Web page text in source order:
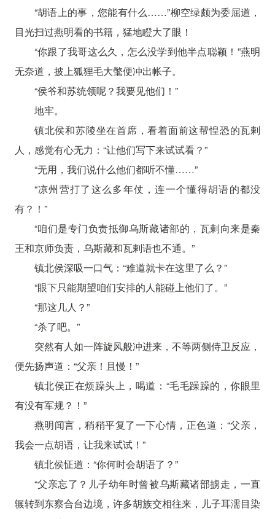
“胡语上的事，您能有什么……”柳空绿颇为委屈道，
目光扫过燕明看的书籍，猛地瞪大了眼！
“你跟了我哥这么久，怎么没学到他半点聪颖！”燕明
无奈道，披上狐狸毛大氅便冲出帐子。
“侯爷和苏统领呢？我要见他们！”
地牢。
镇北侯和苏陵坐在首席，看着面前这帮惶恐的瓦剌
人，感觉有心无力：“让他们写下来试试看？”
“无用，我们说什么他们都听不懂……”
“凉州营打了这么多年仗，连一个懂得胡语的都没
有？！”
“咱们是专门负责抵御乌斯藏诸部的，瓦剌向来是秦
王和京师负责，乌斯藏和瓦剌语也不通。”
镇北侯深吸一口气：“难道就卡在这里了么？”
“眼下只能期望咱们安排的人能碰上他们了。”
“那这几人？”
“杀了吧。”
突然有人如一阵旋风般冲进来，不等两侧侍卫反应，
便先扬声道：“父亲！且慢！”
镇北侯正在烦躁头上，喝道：“毛毛躁躁的，你眼里
有没有军规？！”
燕明闻言，稍稍平复了一下心情，正色道：“父亲，
我会一点胡语，让我来试试！”
镇北侯怔道：“你何时会胡语了？”
“父亲忘了？儿子幼年时曾被乌斯藏诸部掳走，一直
辗转到东察合台边境，许多胡族交相往来，儿子耳濡目染